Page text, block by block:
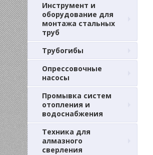
Инструмент и
оборудование для
монтажа стальных
труб
Трубогибы
Опрессовочные
насосы
Промывка систем
отопления и
водоснабжения
Техника для
алмазного
сверления